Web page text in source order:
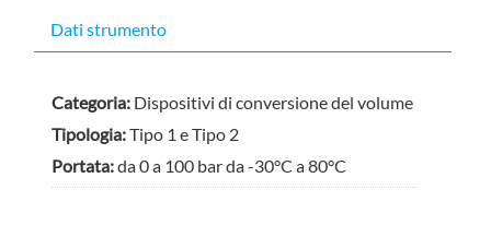
Dati strumento
Categoria: Dispositivi di conversione del volume
Tipologia:Tipo 1 e Tipo 2
Portata:da 0 a 100 bar da -30°C a 80°C